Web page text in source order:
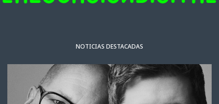
NOTICIAS DESTACADAS